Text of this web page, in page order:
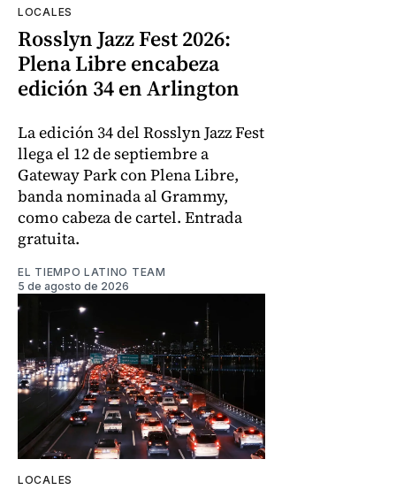
LOCALES
Rosslyn Jazz Fest 2026:
Plena Libre encabeza
edición 34 en Arlington
La edición 34 del Rosslyn Jazz Fest
llega el 12 de septiembre a
Gateway Park con Plena Libre,
banda nominada al Grammy,
como cabeza de cartel. Entrada
gratuita.
EL TIEMPO LATINO TEAM
5 de agosto de 2026
LOCALES